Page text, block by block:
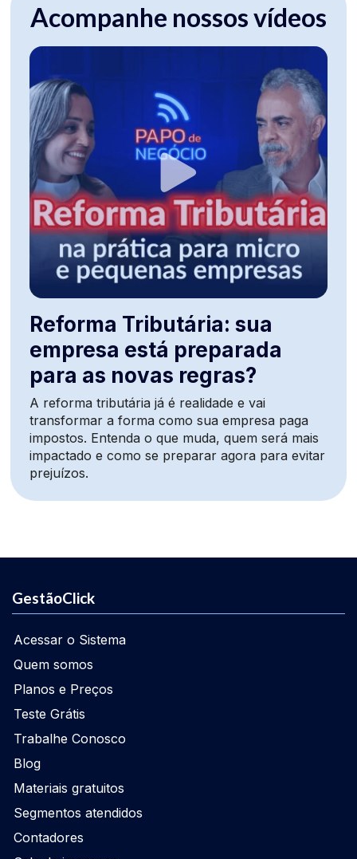
Acompanhe nossos vídeos
Reforma Tributária: sua
empresa está preparada
para as novas regras?
A reforma tributária já é realidade e vai
transformar a forma como sua empresa paga
impostos. Entenda o que muda, quem será mais
impactado e como se preparar agora para evitar
prejuízos.
GestãoClick
Acessar o Sistema
Quem somos
Planos e Preços
Teste Grátis
Trabalhe Conosco
Blog
Materiais gratuitos
Segmentos atendidos
Contadores